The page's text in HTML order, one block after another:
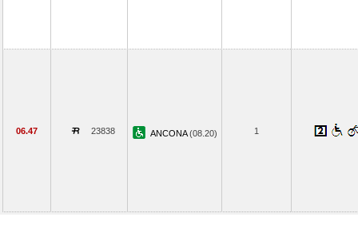
06.47 23838 ANCONA(08.20) 1